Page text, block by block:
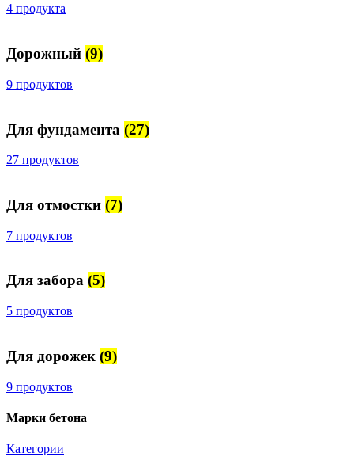
4 продукта
Дорожный (9)
9 продуктов
Для фундамента (27)
27 продуктов
Для отмостки (7)
7 продуктов
Для забора (5)
5 продуктов
Для дорожек (9)
9 продуктов
Марки бетона
Категории